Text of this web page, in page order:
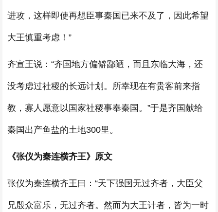
进攻，这样即使再想臣事秦国已来不及了，因此希望
大王慎重考虑！”
齐宣王说：“齐国地方偏僻鄙陋，而且东临大海，还
没考虑过社稷的长远计划。所幸现在有贵客前来指
教，寡人愿意以国家社稷事奉秦国。”于是齐国献给
秦国出产鱼盐的土地300里。
《张仪为秦连横齐王》原文
张仪为秦连横齐王曰：“天下强国无过齐者，大臣父
兄殷众富乐，无过齐者。然而为大王计者，皆为一时